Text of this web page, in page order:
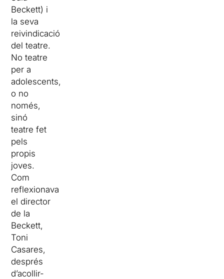
Beckett) i
la seva
reivindicació
del teatre.
No teatre
per a
adolescents,
o no
només,
sinó
teatre fet
pels
propis
joves.
Com
reflexionava
el director
de la
Beckett,
Toni
Casares,
després
d’acollir-